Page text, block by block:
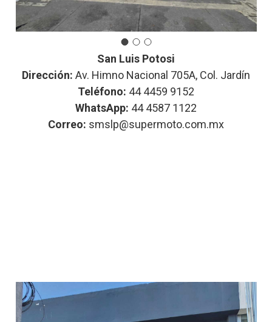
San Luis Potosi
Dirección: Av. Himno Nacional 705A, Col. Jardín
Teléfono: 44 4459 9152
WhatsApp: 44 4587 1122
Correo: smslp@supermoto.com.mx